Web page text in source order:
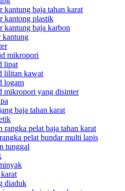
kantung baja tahan karat
kantong plastik
kantung baja karbon
kantung
mikropori
lipat
lilitan kawat
logam
mikropori yang disinter
baja tahan karat
rangka pelat baja tahan karat
pelat bundar multi lapis
tunggal
diaduk